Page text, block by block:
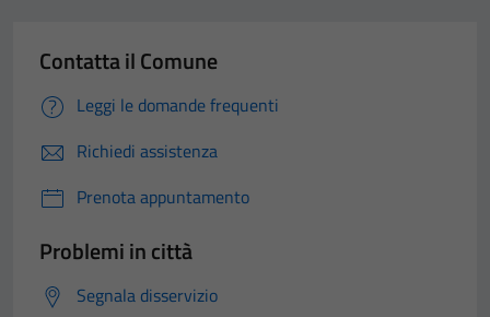
Contatta il Comune
Leggi le domande frequenti
Richiedi assistenza
Prenota appuntamento
Problemi in città
Segnala disservizio